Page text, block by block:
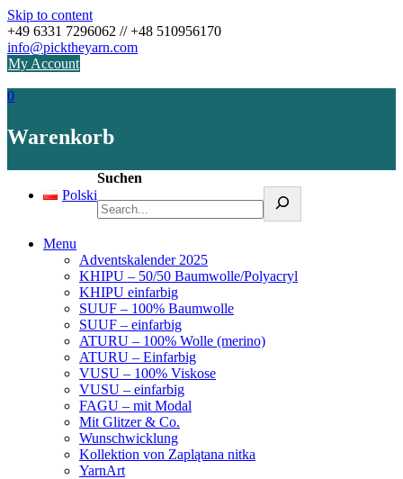
Skip to content
+49 6331 7296062 // +48 510956170
info@picktheyarn.com
My Account
0
Warenkorb
Polski
Suchen
Menu
Adventskalender 2025
KHIPU – 50/50 Baumwolle/Polyacryl
KHIPU einfarbig
SUUF – 100% Baumwolle
SUUF – einfarbig
ATURU – 100% Wolle (merino)
ATURU – Einfarbig
VUSU – 100% Viskose
VUSU – einfarbig
FAGU – mit Modal
Mit Glitzer & Co.
Wunschwicklung
Kollektion von Zaplątana nitka
YarnArt